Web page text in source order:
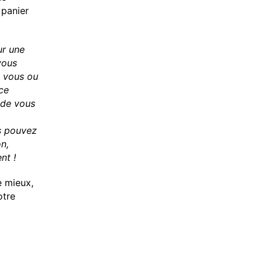
une
ou
vous
pouvez
!
mieux,